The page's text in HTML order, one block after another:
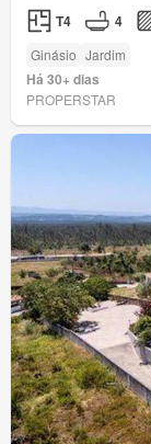
T4 4
Ginásio Jardim
Há 30+ dias
PROPERSTAR